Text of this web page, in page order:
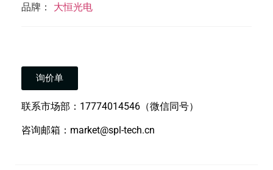
品牌： 大恒光电
询价单
联系市场部：17774014546（微信同号）
咨询邮箱：market@spl-tech.cn